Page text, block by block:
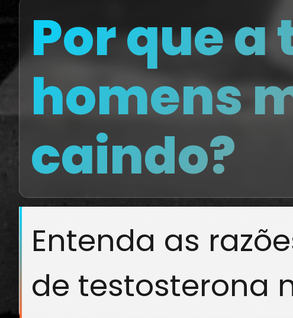
Por que
homens
caindo?
Entenda as
de testosterona